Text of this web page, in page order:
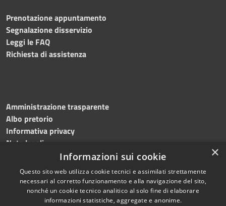
Prenotazione appuntamento
Segnalazione disservizio
Leggi le FAQ
Richiesta di assistenza
Amministrazione trasparente
Albo pretorio
Informativa privacy
Note legali
Dichiarazione di accessibilità
Copyright © 2026 • Comune di
×
Informazioni sui cookie
Questo sito web utilizza cookie tecnici e assimilati strettamente
necessari al corretto funzionamento e alla navigazione del sito,
nonché un cookie tecnico analitico al solo fine di elaborare
informazioni statistiche, aggregate e anonime.